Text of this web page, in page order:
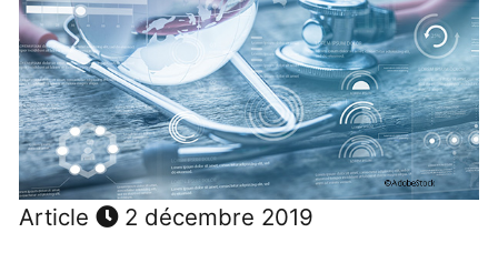
Article 2 décembre 2019